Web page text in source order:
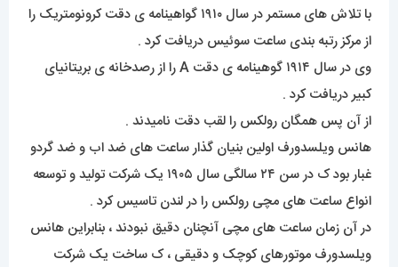
با تلاش های مستمر در سال ۱۹۱۰ گواهینامه ی دقت کرونومتریک را
از مرکز رتبه بندی ساعت سوئیس دریافت کرد .
وی در سال ۱۹۱۴ گوهینامه ی دقت A را از رصدخانه ی بریتانیای
کبیر دریافت کرد .
از آن پس همگان رولکس را لقب دقت نامیدند .
هانس ویلسدورف اولین بنیان گذار ساعت های ضد اب و ضد گردو
غبار بود ک در سن ۲۴ سالگی سال ۱۹۰۵ یک شرکت تولید و توسعه
انواع ساعت های مچی رولکس را در لندن تاسیس کرد .
در آن زمان ساعت های مچی آنچنان دقیق نبودند ، بنابراین هانس
ویلسدورف موتورهای کوچک و دقیقی ، ک ساخت یک شرکت